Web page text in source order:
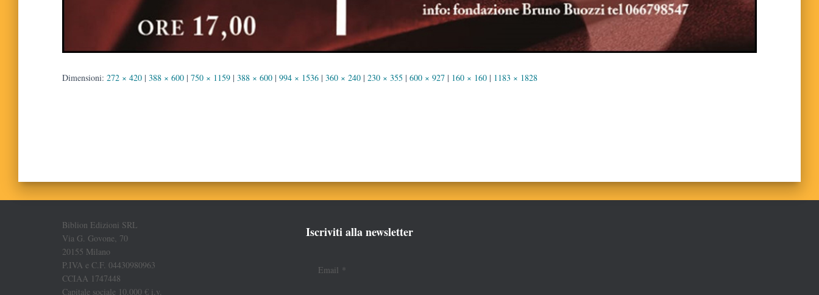
Dimensioni: 272 × 420 | 388 × 600 | 750 × 1159 | 388 × 600 | 994 × 1536 | 360 × 240 | 230 × 355 | 600 × 927 | 160 × 160 | 1183 × 1828
Biblion Edizioni SRL
Via G. Govone, 70
20155 Milano
P.IVA e C.F. 04430980963
CCIAA 1747448
Capitale sociale 10.000 € i.v.
Iscriviti alla newsletter
Email *